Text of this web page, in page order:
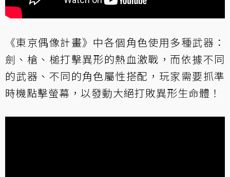
《東京偶像計畫》中各個角色使用多種武器：
劍、槍、槌打擊異形的熱血激戰，而依據不同
的武器、不同的角色屬性搭配，玩家需要抓準
時機點擊螢幕，以發動大絕打敗異形生命體！